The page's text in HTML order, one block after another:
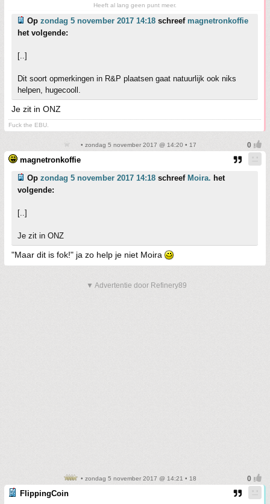
Heeft al lang geen punt meer.
Op zondag 5 november 2017 14:18 schreef magnetronkoffie
het volgende:
[..]
Dit soort opmerkingen in R&P plaatsen gaat natuurlijk ook niks
helpen, hugecooll.
Je zit in ONZ
Fuck the EBU.
• zondag 5 november 2017 @ 14:20 • 17
magnetronkoffie
Op zondag 5 november 2017 14:18 schreef Moira. het
volgende:
[..]
Je zit in ONZ
"Maar dit is fok!" ja zo help je niet Moira
▼ Advertentie door Refinery89
• zondag 5 november 2017 @ 14:21 • 18
FlippingCoin